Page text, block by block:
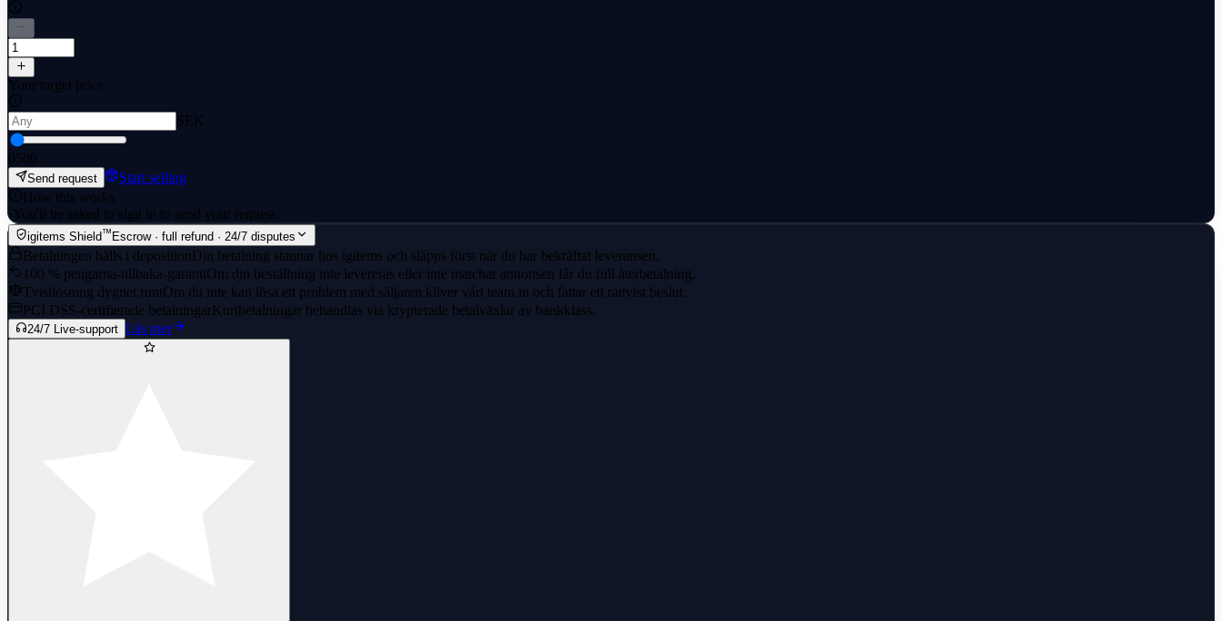
Your target price
SEK
0500
Send request
Start selling
How this works
·You'll be asked to sign in to send your request.
igitems Shield™ Escrow · full refund · 24/7 disputes
Betalningen hålls i depositionDin betalning stannar hos igitems och släpps först när du har bekräftat leveransen.
100 % pengarna-tillbaka-garantiOm din beställning inte levereras eller inte matchar annonsen får du full återbetalning.
Tvistlösning dygnet runtOm du inte kan lösa ett problem med säljaren kliver vårt team in och fattar ett rättvist beslut.
PCI DSS-certifierade betalningarKortbetalningar behandlas via krypterade betalväxlar av bankklass.
24/7 Live-support Läs mer